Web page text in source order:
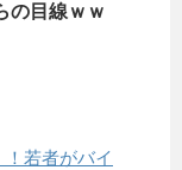
の目線ｗｗ
若者がバイ